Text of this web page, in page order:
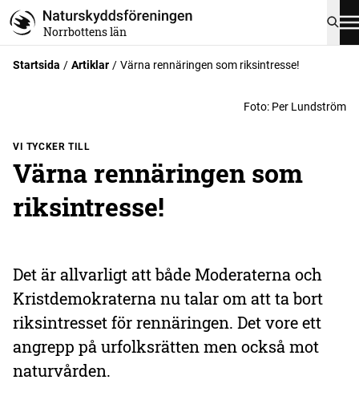
Norrbottens län
Startsida Artiklar Värna rennäringen som riksintresse!
Foto: Per Lundström
VI TYCKER TILL
Värna rennäringen som
riksintresse!
Det är allvarligt att både Moderaterna och
Kristdemokraterna nu talar om att ta bort
riksintresset för rennäringen. Det vore ett
angrepp på urfolksrätten men också mot
naturvården.